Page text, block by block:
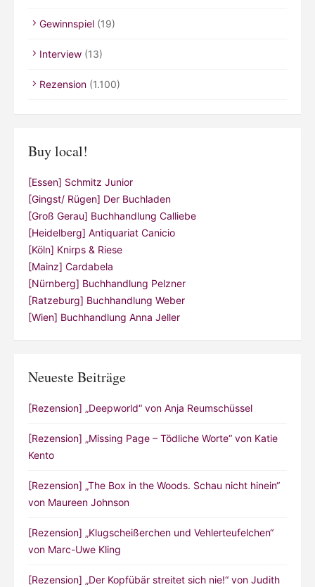
Gewinnspiel (19)
Interview (13)
Rezension (1.100)
Buy local!
[Essen] Schmitz Junior
[Gingst/ Rügen] Der Buchladen
[Groß Gerau] Buchhandlung Calliebe
[Heidelberg] Antiquariat Canicio
[Köln] Knirps & Riese
[Mainz] Cardabela
[Nürnberg] Buchhandlung Pelzner
[Ratzeburg] Buchhandlung Weber
[Wien] Buchhandlung Anna Jeller
Neueste Beiträge
[Rezension] „Deepworld“ von Anja Reumschüssel
[Rezension] „Missing Page – Tödliche Worte“ von Katie
Kento
[Rezension] „The Box in the Woods. Schau nicht hinein“
von Maureen Johnson
[Rezension] „Klugscheißerchen und Vehlerteufelchen“
von Marc-Uwe Kling
[Rezension] „Der Kopfübär streitet sich nie!“ von Judith